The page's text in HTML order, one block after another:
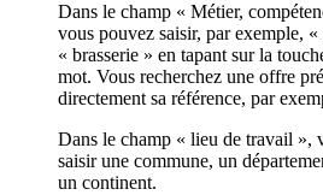
Dans le champ « Métier,
vous pouvez saisir, par exemple,
« brasserie » en tapant sur la
mot. Vous recherchez une offre
directement sa référence, par
Dans le champ « lieu de travail »,
saisir une commune, un
un continent.